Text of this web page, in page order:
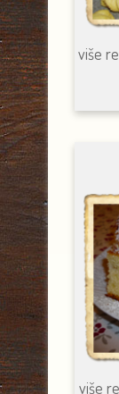
više
više